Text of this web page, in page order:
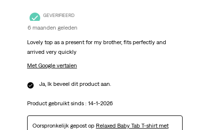
GEVERIFIEERD
6 maanden geleden
Lovely top as a present for my brother, fits perfectly and
arrived very quickly
Met Google vertalen
Ja, Ik beveel dit product aan.
Product gebruikt sinds : 14-1-2026
Oorspronkelijk gepost op Relaxed Baby Tab T-shirt met